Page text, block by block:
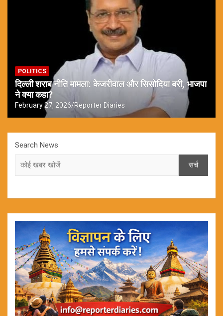
POLITICS
दिल्ली शराब नीति मामला: केजरीवाल और सिसोदिया बरी, भाजपा
ने क्या कहा?
February 27, 2026 Reporter Diaries
Search News
सर्च